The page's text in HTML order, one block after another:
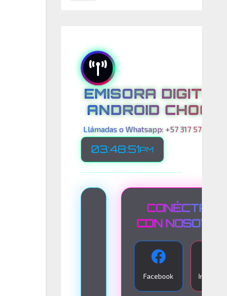
EMISORA DIGITAL
ANDROID CHOCO
Llámadas o Whatsapp: +57 317 575 00 21
03:48:53PM
CONÉCTATE
CON
Facebook